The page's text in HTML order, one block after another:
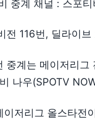
중계 채널 : 스포
전 116번, 딜라이브
계는 메이저리그
나우(SPOTV
저리그 올스타전